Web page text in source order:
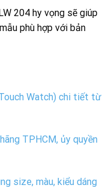
204 hy vọng sẽ giúp
phù hợp với bản
Watch) chi tiết từ
TPHCM, ủy quyền
size, màu, kiểu dáng